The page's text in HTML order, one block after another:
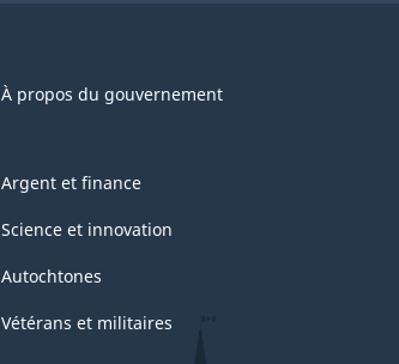
À propos du gouvernement
Argent et finance
Science et innovation
Autochtones
Vétérans et militaires